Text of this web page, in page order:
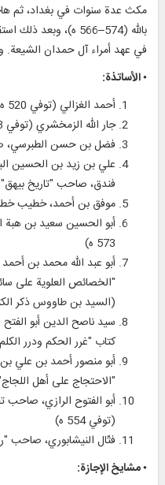
مكث عدة سنوات في بغداد، ثم
بالله (574–566 ه)،
في عهد أمراء آل حمدان
• الأساتذة:
أحمد الغزالي (توفي 520 ه)
جار الله الزمخشري (توفي 538 ه)
فضل بن حسن الطبرسي،
علي بن زيد بن الحسين
فندق، صاحب "تاريخ بيهق"
موفق بن أحمد، خطيب خطباء
أبو الحسين سعيد بن هبة
573 ه)
أبو عبد الله محمد بن
"الخصائص العلوية على سائر
(السيد بن طاووس ذكر
سيد ناصح الدين أبو
كتاب "غرر الحكم ودرر الكلم"
أبو منصور أحمد بن علي
"الاحتجاج على أهل اللجاج"
أبو الفتوح الرازي،
(توفي 554 ه)
فتّال النيشابوري، صاحب
• مشايخ الإجازة: